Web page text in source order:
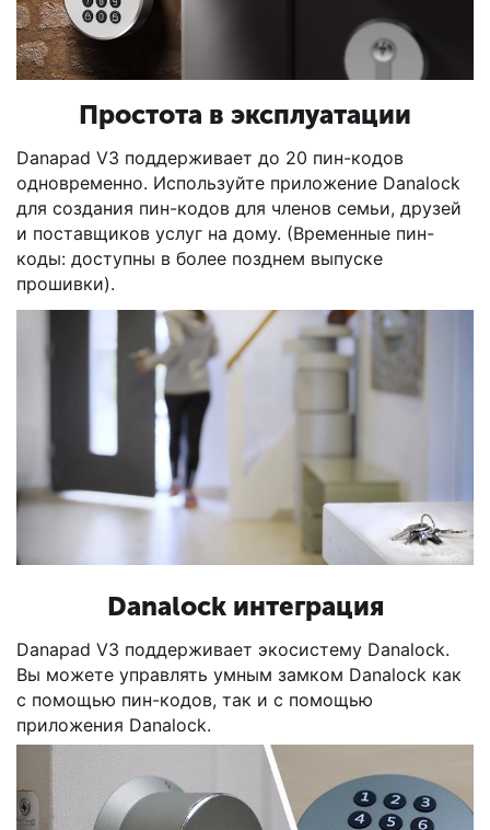
Простота в эксплуатации
Danapad V3 поддерживает до 20 пин-кодов
одновременно. Используйте приложение Danalock
для создания пин-кодов для членов семьи, друзей
и поставщиков услуг на дому. (Временные пин-
коды: доступны в более позднем выпуске
прошивки).
Danalock интеграция
Danapad V3 поддерживает экосистему Danalock.
Вы можете управлять умным замком Danalock как
с помощью пин-кодов, так и с помощью
приложения Danalock.